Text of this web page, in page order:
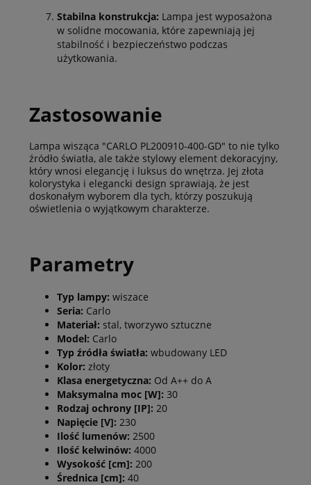
Stabilna konstrukcja: Lampa jest wyposażona
w solidne mocowania, które zapewniają jej
stabilność i bezpieczeństwo podczas
użytkowania.
Zastosowanie
Lampa wisząca "CARLO PL200910-400-GD" to nie tylko
źródło światła, ale także stylowy element dekoracyjny,
który wnosi elegancję i luksus do wnętrza. Jej złota
kolorystyka i elegancki design sprawiają, że jest
doskonałym wyborem dla tych, którzy poszukują
oświetlenia o wyjątkowym charakterze.
Parametry
Typ lampy: wiszace
Seria: Carlo
Materiał: stal, tworzywo sztuczne
Model: Carlo
Typ źródła światła: wbudowany LED
Kolor: złoty
Klasa energetyczna: Od A++ do A
Maksymalna moc [W]: 30
Rodzaj ochrony [IP]: 20
Napięcie [V]: 230
Ilość lumenów: 2500
Ilość kelwinów: 4000
Wysokość [cm]: 200
Średnica [cm]: 40